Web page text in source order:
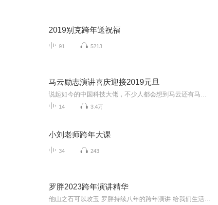
2019别克跨年送祝福
91 5213
马云励志演讲喜庆迎接2019元旦
14 3.4万
小刘老师跨年大课
34 243
罗胖2023跨年演讲精华